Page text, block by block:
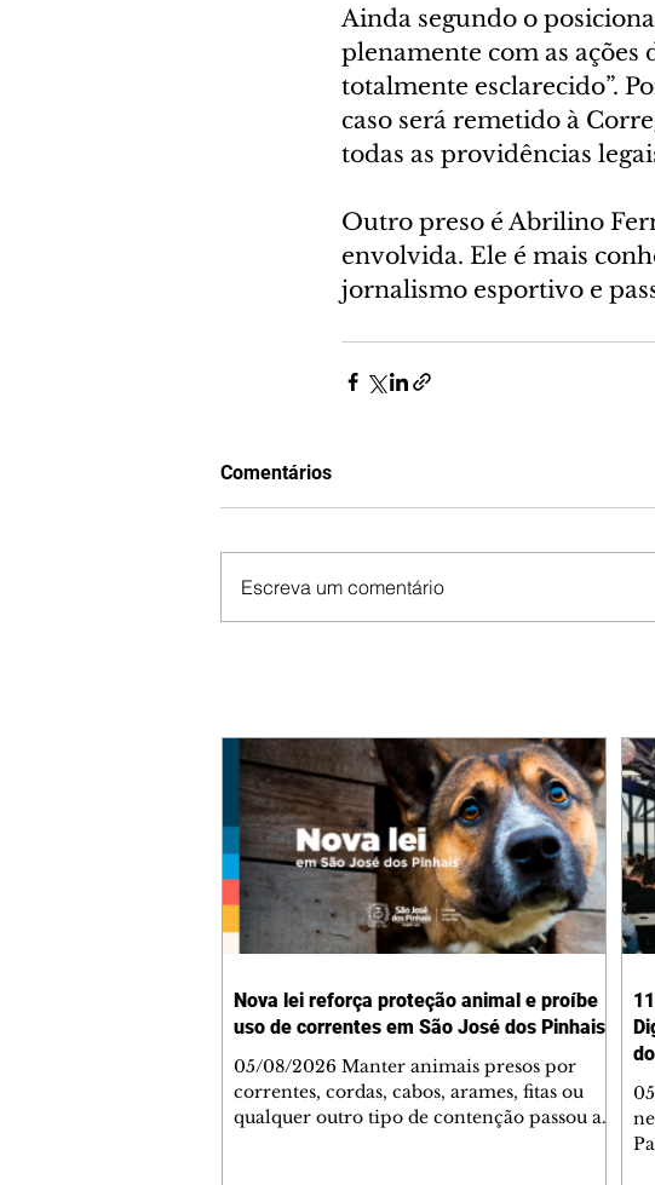
Ainda segundo o
plenamente com as
totalmente esclarecido”.
caso será remetido à
todas as providências
Outro preso é Abrilino
envolvida. Ele é mais
jornalismo esportivo e
Comentários
Escreva um comentário
Nova lei reforça proteção animal e proíbe
uso de correntes em São José dos Pinhais
05/08/2026 Manter animais presos por
correntes, cordas, cabos, arames, fitas ou
qualquer outro tipo de contenção passou a